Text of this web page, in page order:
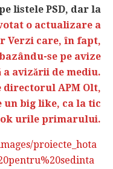
listele PSD, dar la
o actualizare a
Verzi care, în fapt,
se pe avize
avizării de mediu.
directorul APM Olt,
un big like, ca la tic
urile primarului.
proiecte_hota